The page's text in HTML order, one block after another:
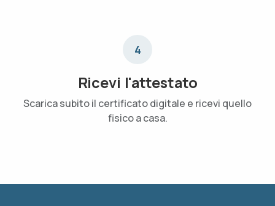
4
Ricevi l'attestato
Scarica subito il certificato digitale e ricevi quello
fisico a casa.